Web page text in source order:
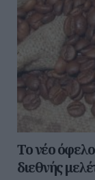
Το νέο
διεθνής